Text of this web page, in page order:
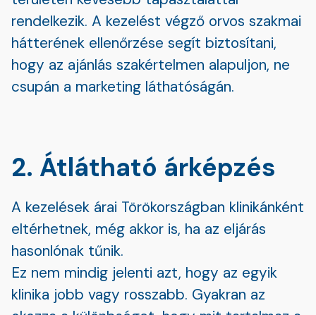
rendelkezik. A kezelést végző orvos szakmai
hátterének ellenőrzése segít biztosítani,
hogy az ajánlás szakértelmen alapuljon, ne
csupán a marketing láthatóságán.
2. Átlátható árképzés
A kezelések árai Törökországban klinikánként
eltérhetnek, még akkor is, ha az eljárás
hasonlónak tűnik.
Ez nem mindig jelenti azt, hogy az egyik
klinika jobb vagy rosszabb. Gyakran az